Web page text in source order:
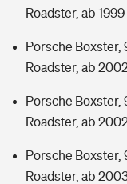
Sie haben Fragen?
Roadster, ab 1999
Porsche Boxster,
Roadster, ab
Porsche Boxster,
Roadster, ab
Porsche Boxster,
Roadster, ab